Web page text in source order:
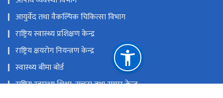
आयुर्वेद तथा वैकल्पिक चिकित्सा विभाग
राष्ट्रिय स्वास्थ्य प्रशिक्षण केन्द्र
राष्ट्रिय क्षयरोग नियन्त्रण केन्द्र
स्वास्थ्य बीमा बोर्ड
राष्ट्रिय स्वास्थ्य शिक्षा, सूचना तथा सञ्चार केन्द्र